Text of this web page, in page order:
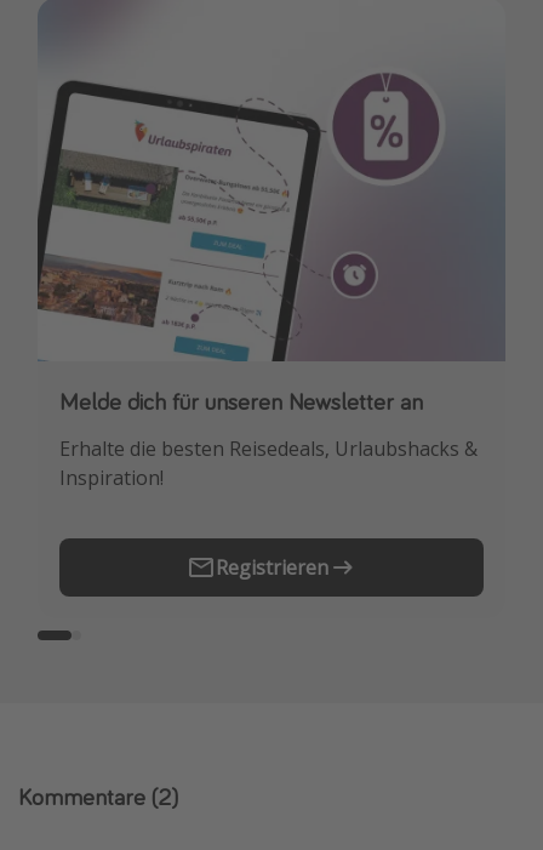
Melde dich für unseren Newsletter an
Erhalte die besten Reisedeals, Urlaubshacks &
Inspiration!
Registrieren
Downloade unsere App
Buche die besten Reiseschnäppchen als
Erstes.
Kommentare (2)